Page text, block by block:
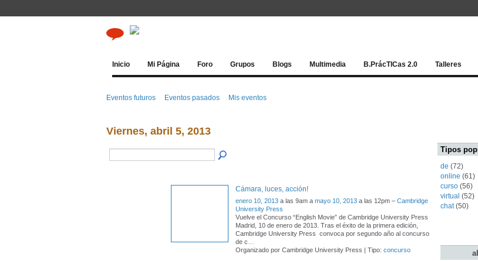
Inicio Mi Página Foro Grupos Blogs Multimedia B.PrácTICas 2.0 Talleres
Eventos futuros Eventos pasados Mis eventos
Viernes, abril 5, 2013
Cámara, luces, acción!
enero 10, 2013 a las 9am a mayo 10, 2013 a las 12pm – Cambridge
University Press
Vuelve el Concurso “English Movie” de Cambridge University Press
Madrid, 10 de enero de 2013. Tras el éxito de la primera edición,
Cambridge University Press convoca por segundo año al concurso
de c
Organizado por Cambridge University Press | Tipo: concurso
Tipos
de (72)
online (61)
curso (56)
virtual (52)
chat(50)